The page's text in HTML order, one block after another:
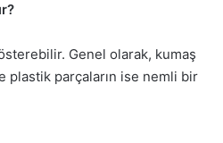
Genel olarak, kumaş
plastik parçaların ise nemli bir